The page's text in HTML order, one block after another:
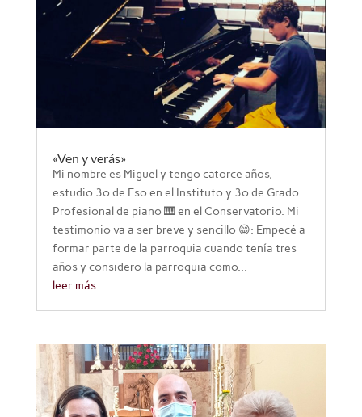
«Ven y verás»
Mi nombre es Miguel y tengo catorce años,
estudio 3º de Eso en el Instituto y 3º de Grado
Profesional de piano 🎹 en el Conservatorio. Mi
testimonio va a ser breve y sencillo 😁: Empecé a
formar parte de la parroquia cuando tenía tres
años y considero la parroquia como...
leer más